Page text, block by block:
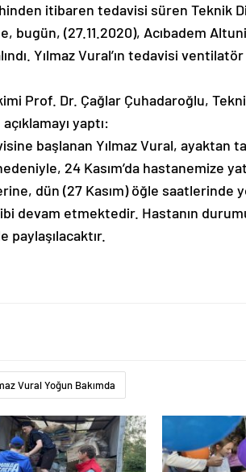
itibaren tedavisi süren Teknik
bugün, (27.11.2020), Acıbadem
Yılmaz Vural’ın tedavisi
Prof. Dr. Çağlar Çuhadaroğlu,
yaptı:
başlanan Yılmaz Vural, ayaktan
24 Kasım’da hastanemize
dün (27 Kasım) öğle saatlerinde
devam etmektedir. Hastanın
Vural Yoğun Bakımda